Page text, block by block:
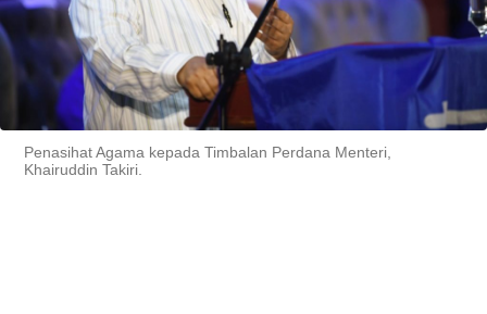
Penasihat Agama kepada Timbalan Perdana Menteri,
Khairuddin Takiri.